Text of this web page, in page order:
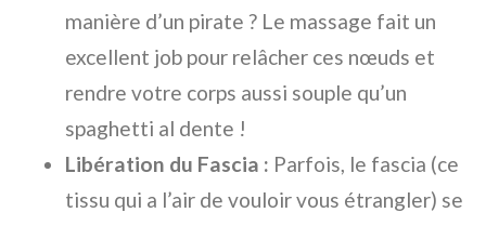
manière d’un pirate ? Le massage fait un
excellent job pour relâcher ces nœuds et
rendre votre corps aussi souple qu’un
spaghetti al dente !
Libération du Fascia : Parfois, le fascia (ce
tissu qui a l’air de vouloir vous étrangler) se